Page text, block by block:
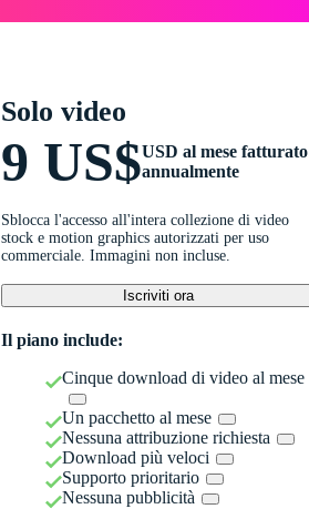
Solo video
9 US$USD al mese fatturato
annualmente
Sblocca l'accesso all'intera collezione di video
stock e motion graphics autorizzati per uso
commerciale. Immagini non incluse.
Iscriviti ora
Il piano include:
Cinque download di video al mese
Un pacchetto al mese
Nessuna attribuzione richiesta
Download più veloci
Supporto prioritario
Nessuna pubblicità